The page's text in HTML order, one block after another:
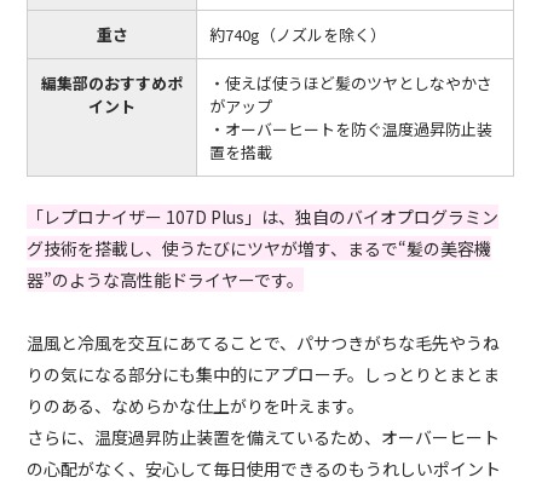
重さ 約740g（ノズルを除く）
編集部のおすすめポ
イント
・使えば使うほど髪のツヤとしなやかさ
がアップ
・オーバーヒートを防ぐ温度過昇防止装
置を搭載
「レプロナイザー 107D Plus」は、独自のバイオプログラミン
グ技術を搭載し、使うたびにツヤが増す、まるで“髪の美容機
器”のような高性能ドライヤーです。
温風と冷風を交互にあてることで、パサつきがちな毛先やうね
りの気になる部分にも集中的にアプローチ。しっとりとまとま
りのある、なめらかな仕上がりを叶えます。
さらに、温度過昇防止装置を備えているため、オーバーヒート
の心配がなく、安心して毎日使用できるのもうれしいポイント